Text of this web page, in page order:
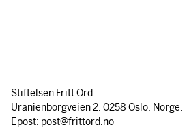
Stiftelsen Fritt Ord
Uranienborgveien 2, 0258 Oslo, Norge.
Epost: post@frittord.no